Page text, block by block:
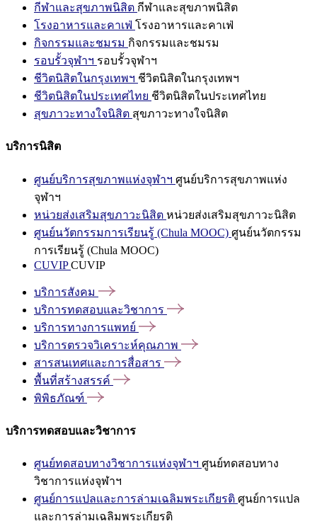
กีฬาและสุขภาพนิสิต กีฬาและสุขภาพนิสิต
โรงอาหารและคาเฟ่ โรงอาหารและคาเฟ่
กิจกรรมและชมรม กิจกรรมและชมรม
รอบรั้วจุฬาฯ รอบรั้วจุฬาฯ
ชีวิตนิสิตในกรุงเทพฯ ชีวิตนิสิตในกรุงเทพฯ
ชีวิตนิสิตในประเทศไทย ชีวิตนิสิตในประเทศไทย
สุขภาวะทางใจนิสิต สุขภาวะทางใจนิสิต
บริการนิสิต
ศูนย์บริการสุขภาพแห่งจุฬาฯ ศูนย์บริการสุขภาพแห่ง
จุฬาฯ
หน่วยส่งเสริมสุขภาวะนิสิต หน่วยส่งเสริมสุขภาวะนิสิต
ศูนย์นวัตกรรมการเรียนรู้ (Chula MOOC) ศูนย์นวัตกรรม
การเรียนรู้ (Chula MOOC)
CUVIPCUVIP
บริการสังคม
บริการทดสอบและวิชาการ
บริการทางการแพทย์
บริการตรวจวิเคราะห์คุณภาพ
สารสนเทศและการสื่อสาร
พื้นที่สร้างสรรค์
พิพิธภัณฑ์
บริการทดสอบและวิชาการ
ศูนย์ทดสอบทางวิชาการแห่งจุฬาฯ ศูนย์ทดสอบทาง
วิชาการแห่งจุฬาฯ
ศูนย์การแปลและการล่ามเฉลิมพระเกียรติ ศูนย์การแปล
และการล่ามเฉลิมพระเกียรติ